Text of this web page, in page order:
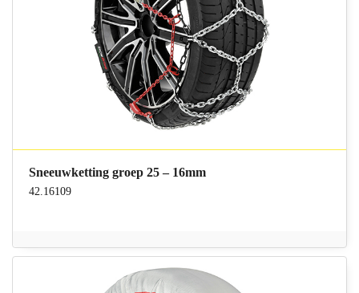
Sneeuwketting groep 25 – 16mm
42.16109